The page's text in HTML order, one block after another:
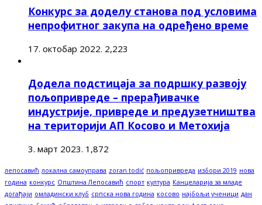
Конкурс за доделу станова под условима
непрофитног закупа на одређено време
17. октобар 2022. 2,223
Додела подстицаја за подршку развоју
пољопривреде – прерађивачке
индустрије, привреде и предузетништва
на територији АП Косово и Метохија
3. март 2023. 1,872
лепосавић локална самоуправа zoran todić пољопривреда избори 2019 нова
година конкурс Општина Лепосавић спорт култура Канцеларија за младе
догађаји омладински клуб српска нова година косово најбољи ученици дан